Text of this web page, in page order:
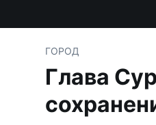
ГОРОД
Глава